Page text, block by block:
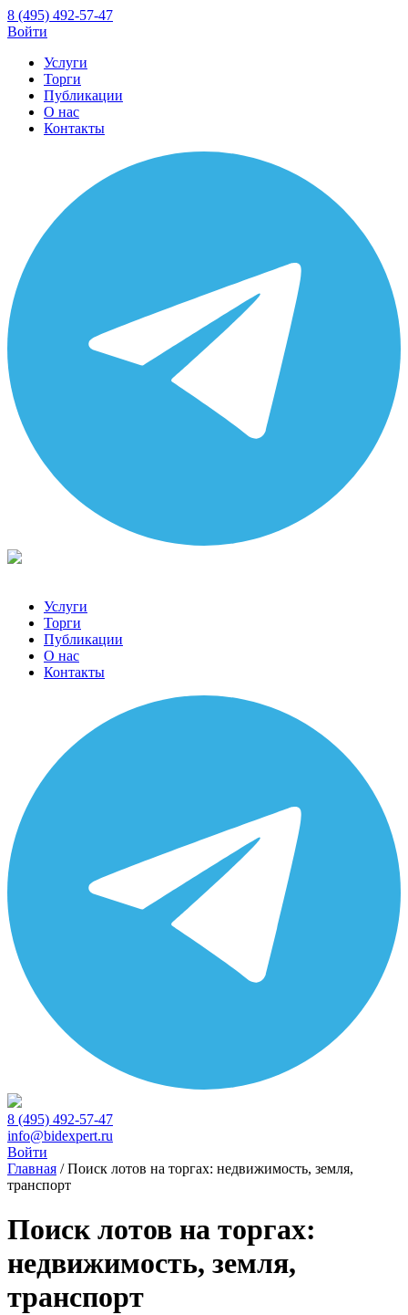
8 (495) 492-57-47
Войти
Услуги
Торги
Публикации
О нас
Контакты
Услуги
Торги
Публикации
О нас
Контакты
8 (495) 492-57-47
info@bidexpert.ru
Войти
Главная /Поиск лотов на торгах: недвижимость, земля,
транспорт
Поиск лотов на торгах:
недвижимость, земля,
транспорт